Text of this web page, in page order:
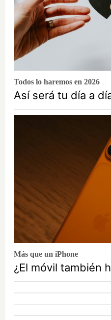
Todos lo haremos en 2026
Así será tu día a
Más que un iPhone
¿El móvil también